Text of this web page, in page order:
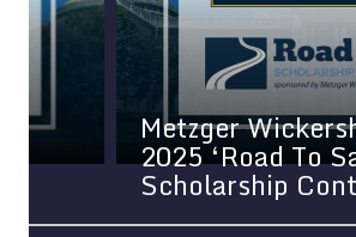
Metzger
2025 ‘Road To
Scholarship Contest